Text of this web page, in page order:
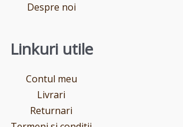
Despre noi
Linkuri utile
Contul meu
Livrari
Returnari